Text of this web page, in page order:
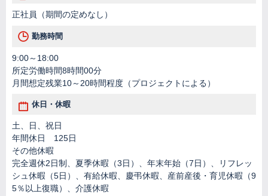
正社員（期間の定めなし）
勤務時間
9:00～18:00
所定労働時間8時間00分
月間想定残業10～20時間程度（プロジェクトによる）
休日・休暇
土、日、祝日
年間休日 125日
その他休暇
完全週休2日制、夏季休暇（3日）、年末年始（7日）、リフレッ
シュ休暇（5日）、有給休暇、慶弔休暇、産前産後・育児休暇（9
5％以上復職）、介護休暇